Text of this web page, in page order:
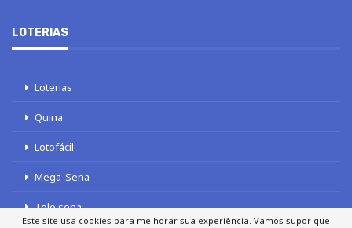
LOTERIAS
Loterias
Quina
Lotofácil
Mega-Sena
Tele sena
Este site usa cookies para melhorar sua experiência. Vamos supor que